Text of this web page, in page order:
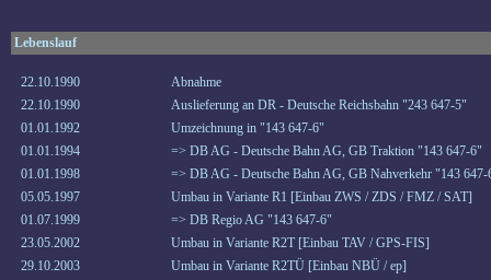
Lebenslauf
22.10.1990
Abnahme
22.10.1990
Auslieferung an DR - Deutsche Reichsbahn "243 647-5"
01.01.1992
Umzeichnung in "143 647-6"
01.01.1994
=> DB AG - Deutsche Bahn AG, GB Traktion "143 647-6"
01.01.1998
=> DB AG - Deutsche Bahn AG, GB Nahverkehr "143 647-
05.05.1997
Umbau in Variante R1 [Einbau ZWS / ZDS / FMZ / SAT]
01.07.1999
=> DB Regio AG "143 647-6"
23.05.2002
Umbau in Variante R2T [Einbau TAV / GPS-FIS]
29.10.2003
Umbau in Variante R2TÜ [Einbau NBÜ / ep]